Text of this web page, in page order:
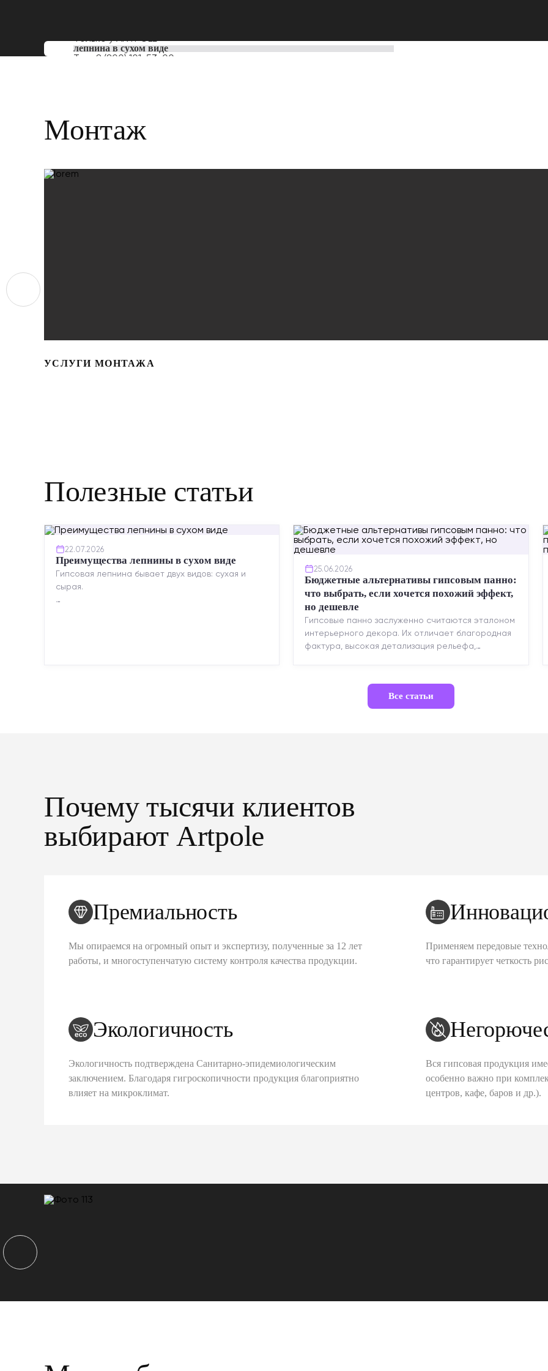
Только уARTPOLE
лепнина в сухом виде
Тел: 8 (800) 101-53-00
Монтаж
УСЛУГИ МОНТАЖА
Полезные статьи
22.07.2026
Преимущества лепнины в сухом виде
Гипсовая лепнина бывает двух видов: сухая и
сырая.
25.06.2026
Бюджетные альтернативы гипсовым панно:
что выбрать, если хочется похожий эффект,
но дешевле
Гипсовые панно заслуженно считаются эталоном
интерьерного декора. Их отличает благородная
фактура, высокая детализация рельефа,
Все статьи
Почему тысячи клиентов
выбирают Artpole
Премиальность
Мы опираемся на огромный опыт и экспертизу, полученные за 12 лет
работы, и многоступенчатую систему контроля качества продукции.
Применяем передовые
что гарантирует четкость
Экологичность
Экологичность подтверждена Санитарно-эпидемиологическим
заключением. Благодаря гигроскопичности продукция благоприятно
влияет на микроклимат.
Вся гипсовая продукция
особенно важно при
центров, кафе, баров и др.).